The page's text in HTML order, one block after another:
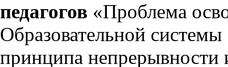
педагогов «Проблема
Образовательной
принципа непрерывности